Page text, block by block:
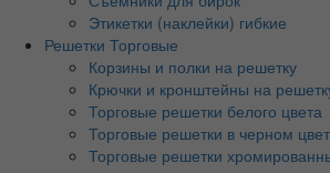
Этикетки (наклейки) гибкие
Решетки Торговые
Корзины и полки на решетку
Крючки и кронштейны на
Торговые решетки белого цвета
Торговые решетки в черном
Торговые решетки